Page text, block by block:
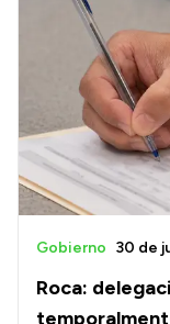
Roca:
Gobierno 30 de